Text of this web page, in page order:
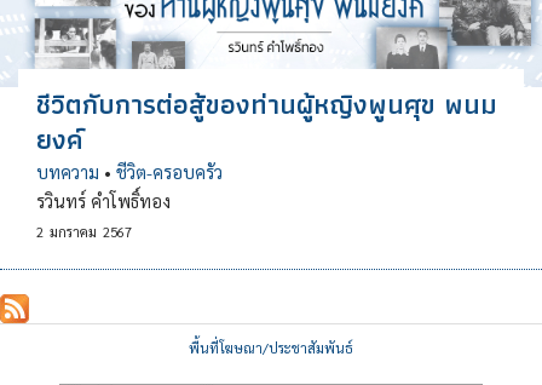
ชีวิตกับการต่อสู้ของท่านผู้หญิงพูนศุข พนม
ยงค์
บทความ • ชีวิต-ครอบครัว
รวินทร์ คำโพธิ์ทอง
2 มกราคม 2567
พื้นที่โฆษณา/ประชาสัมพันธ์